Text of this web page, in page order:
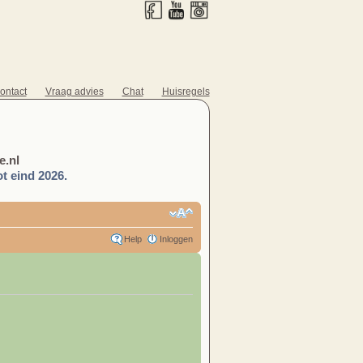
Vraag advies Chat Huisregels
eind 2026.
Help Inloggen